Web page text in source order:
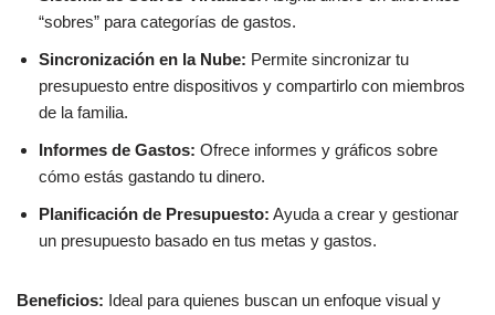
“sobres” para categorías de gastos.
Sincronización en la Nube: Permite sincronizar tu
presupuesto entre dispositivos y compartirlo con miembros
de la familia.
Informes de Gastos: Ofrece informes y gráficos sobre
cómo estás gastando tu dinero.
Planificación de Presupuesto: Ayuda a crear y gestionar
un presupuesto basado en tus metas y gastos.
Beneficios: Ideal para quienes buscan un enfoque visual y